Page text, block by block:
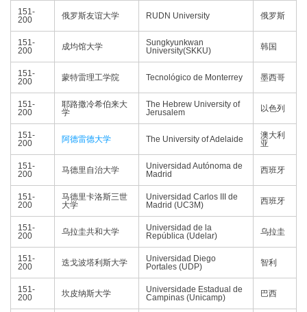
151-
200
俄罗斯友谊大学 RUDN University 俄罗斯
151-
200
成均馆大学
Sungkyunkwan
University(SKKU)
韩国
151-
200
蒙特雷理工学院 Tecnológico de Monterrey 墨西哥
151-
200
耶路撒冷希伯来大
学
The Hebrew University of
Jerusalem
以色列
151-
200
阿德雷德大学 The University of Adelaide
澳大利
亚
151-
200
马德里自治大学
Universidad Autónoma de
Madrid
西班牙
151-
200
马德里卡洛斯三世
大学
Universidad Carlos III de
Madrid (UC3M)
西班牙
151-
200
乌拉圭共和大学
Universidad de la
República (Udelar)
乌拉圭
151-
200
迭戈波塔利斯大学
Universidad Diego
Portales (UDP)
智利
151-
200
坎皮纳斯大学
Universidade Estadual de
Campinas (Unicamp)
巴西